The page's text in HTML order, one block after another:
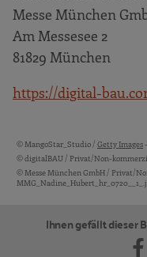
Messe München
Am Messesee 2
81829 München
https://digital-
Bildquellen und
© MangoStar_Studio / Getty Images
© digitalBAU / Privat/Non-
© Messe München GmbH / Privat/
Ihnen gefällt dieser